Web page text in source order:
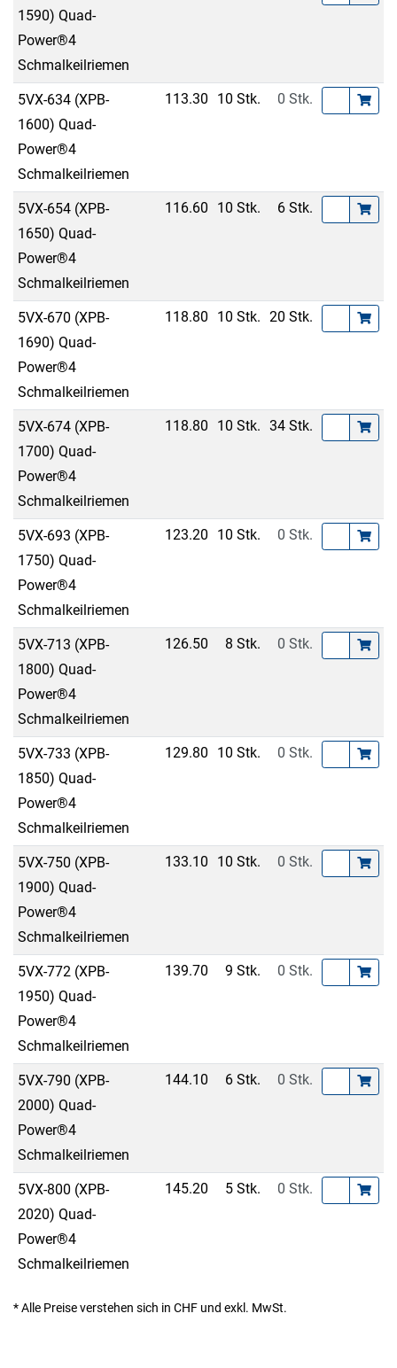
1590) Quad-
Power®4
Schmalkeilriemen
5VX-634 (XPB-
1600) Quad-
Power®4
Schmalkeilriemen
113.30 10 Stk. 0 Stk.
5VX-654 (XPB-
1650) Quad-
Power®4
Schmalkeilriemen
116.60 10 Stk. 6 Stk.
5VX-670 (XPB-
1690) Quad-
Power®4
Schmalkeilriemen
118.80 10 Stk. 20 Stk.
5VX-674 (XPB-
1700) Quad-
Power®4
Schmalkeilriemen
118.80 10 Stk. 34 Stk.
5VX-693 (XPB-
1750) Quad-
Power®4
Schmalkeilriemen
123.20 10 Stk. 0 Stk.
5VX-713 (XPB-
1800) Quad-
Power®4
Schmalkeilriemen
126.50 8 Stk. 0 Stk.
5VX-733 (XPB-
1850) Quad-
Power®4
Schmalkeilriemen
129.80 10 Stk. 0 Stk.
5VX-750 (XPB-
1900) Quad-
Power®4
Schmalkeilriemen
133.10 10 Stk. 0 Stk.
5VX-772 (XPB-
1950) Quad-
Power®4
Schmalkeilriemen
139.70 9 Stk. 0 Stk.
5VX-790 (XPB-
2000) Quad-
Power®4
Schmalkeilriemen
144.10 6 Stk. 0 Stk.
5VX-800 (XPB-
2020) Quad-
Power®4
Schmalkeilriemen
145.20 5 Stk. 0 Stk.
* Alle Preise verstehen sich in CHF und exkl. MwSt.